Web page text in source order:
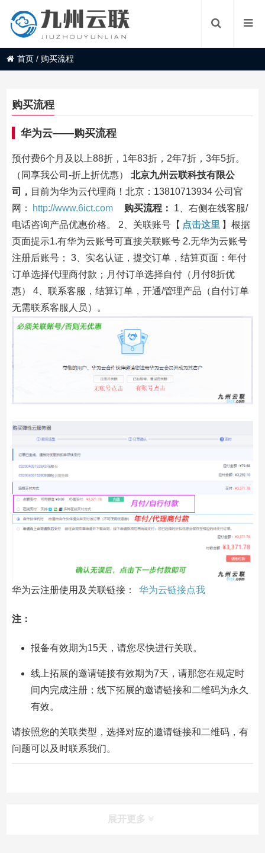
首页 / 购买流程
购买流程
华为云——购买流程
预付费6个月及以上88折，1年83折，2年7折，3年5折。
（同享我公司-折上折优惠） 北京九州云联科技有限公
司
， 目前为华为云代理商！北京：13810713934 公司官
网：
http://www.6ict.com 购买流程：
1、右侧在线客服/
电话咨询产品优惠价格。 2、关联账号【 点击这里 】根据
页面提示1.有华为云账号可直接关联账号 2.无华为云账号
注册后账号； 3、实名认证，提交订单，结算页面：年付
订单选择代理商付款；月付订单选择自付（月付8折优
惠） 4、联系客服，结算订单，开通/管理产品（自付订单
无需联系客服人员）。
华为云注册使用及关联链接： 华为云链接点我
注：
报备有效期为15天，请您尽快进行关联。
线上拓展的邀请链接有效期为7天，请那您在规定时
间内完成注册；线下拓展的邀请链接和二维码为永久
有效。
请按照您的关联类型，选择对应的邀请链接和二维码，有
问题可以及时联系我们。
展开更多